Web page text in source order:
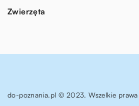
Zwierzęta
do-poznania.pl © 2023. Wszelkie prawa